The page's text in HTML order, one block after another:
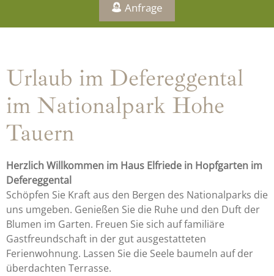
Anfrage
Urlaub im Defereggental
im Nationalpark Hohe
Tauern
Herzlich Willkommen im Haus Elfriede in Hopfgarten im
Defereggental
Schöpfen Sie Kraft aus den Bergen des Nationalparks die
uns umgeben. Genießen Sie die Ruhe und den Duft der
Blumen im Garten. Freuen Sie sich auf familiäre
Gastfreundschaft in der gut ausgestatteten
Ferienwohnung. Lassen Sie die Seele baumeln auf der
überdachten Terrasse.